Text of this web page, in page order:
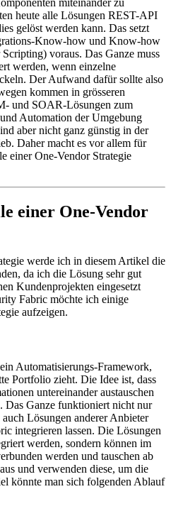
heute alle Lösungen REST-API
gelöst werden kann. Das setzt
Know-how und Know-how
voraus. Das Ganze muss
werden, wenn einzelne
Der Aufwand dafür sollte also
kommen in grösseren
und SOAR-Lösungen zum
Automation der Umgebung
aber nicht ganz günstig in der
Daher macht es vor allem für
einer One-Vendor Strategie
einer One-Vendor
werde ich in diesem Artikel die
da ich die Lösung sehr gut
Kundenprojekten eingesetzt
Fabric möchte ich einige
aufzeigen.
Automatisierungs-Framework,
Portfolio zieht. Die Idee ist, dass
untereinander austauschen
Das Ganze funktioniert nicht nur
Lösungen anderer Anbieter
integrieren lassen. Die Lösungen
werden, sondern können im
werden und tauschen ab
und verwenden diese, um die
könnte man sich folgenden Ablauf